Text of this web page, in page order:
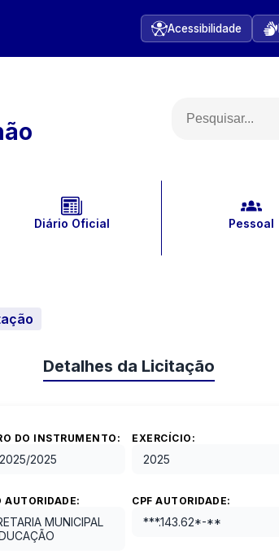
Acessibilidade
Diário Oficial Pessoal
Detalhes da Licitação
DO INSTRUMENTO:
/2025
EXERCÍCIO:
2025
AUTORIDADE:
MUNICIPAL
CPF AUTORIDADE:
***.143.62*-**